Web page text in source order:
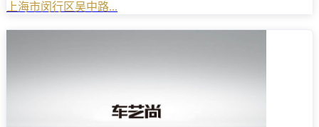
上海市闵行区吴中路...